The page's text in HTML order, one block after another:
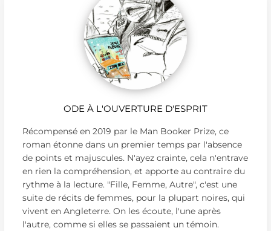
ODE À L'OUVERTURE D'ESPRIT
Récompensé en 2019 par le Man Booker Prize, ce
roman étonne dans un premier temps par l'absence
de points et majuscules. N'ayez crainte, cela n'entrave
en rien la compréhension, et apporte au contraire du
rythme à la lecture. "Fille, Femme, Autre", c'est une
suite de récits de femmes, pour la plupart noires, qui
vivent en Angleterre. On les écoute, l'une après
l'autre, comme si elles se passaient un témoin.